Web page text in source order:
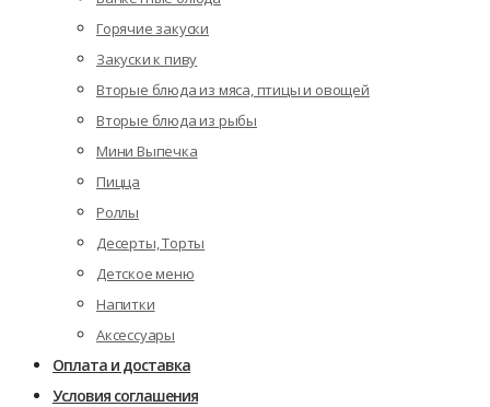
Горячие закуски
Закуски к пиву
Вторые блюда из мяса, птицы и овощей
Вторые блюда из рыбы
Мини Выпечка
Пицца
Роллы
Десерты, Торты
Детское меню
Напитки
Аксессуары
Оплата и доставка
Условия соглашения